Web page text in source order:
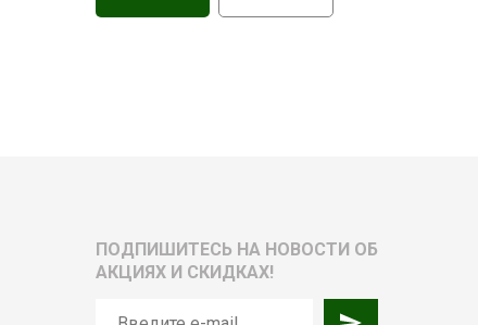
ПОДПИШИТЕСЬ НА НОВОСТИ ОБ
АКЦИЯХ И СКИДКАХ!